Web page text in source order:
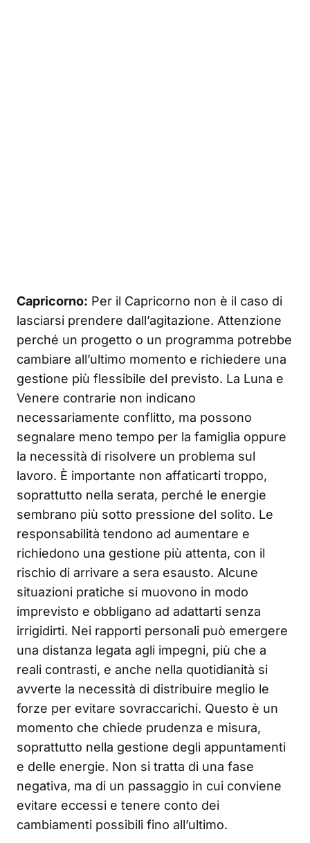
Capricorno: Per il Capricorno non è il caso di
lasciarsi prendere dall’agitazione. Attenzione
perché un progetto o un programma potrebbe
cambiare all’ultimo momento e richiedere una
gestione più flessibile del previsto. La Luna e
Venere contrarie non indicano
necessariamente conflitto, ma possono
segnalare meno tempo per la famiglia oppure
la necessità di risolvere un problema sul
lavoro. È importante non affaticarti troppo,
soprattutto nella serata, perché le energie
sembrano più sotto pressione del solito. Le
responsabilità tendono ad aumentare e
richiedono una gestione più attenta, con il
rischio di arrivare a sera esausto. Alcune
situazioni pratiche si muovono in modo
imprevisto e obbligano ad adattarti senza
irrigidirti. Nei rapporti personali può emergere
una distanza legata agli impegni, più che a
reali contrasti, e anche nella quotidianità si
avverte la necessità di distribuire meglio le
forze per evitare sovraccarichi. Questo è un
momento che chiede prudenza e misura,
soprattutto nella gestione degli appuntamenti
e delle energie. Non si tratta di una fase
negativa, ma di un passaggio in cui conviene
evitare eccessi e tenere conto dei
cambiamenti possibili fino all’ultimo.